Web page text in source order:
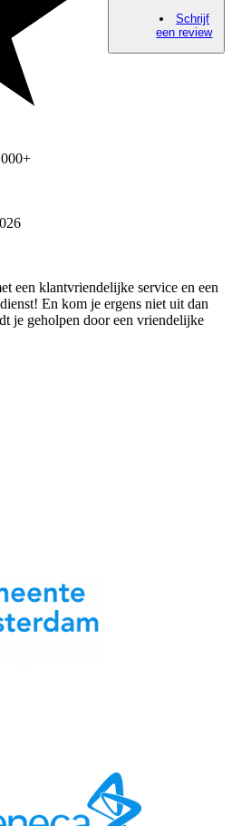
Schrijf
een review
een klantvriendelijke service en een
En kom je ergens niet uit dan
je geholpen door een vriendelijke